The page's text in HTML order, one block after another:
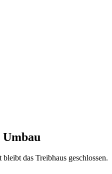
das Treibhaus geschlossen.